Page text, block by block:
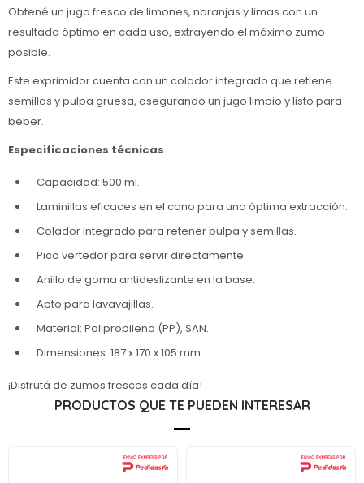
Obtené un jugo fresco de limones, naranjas y limas con un
resultado óptimo en cada uso, extrayendo el máximo zumo
posible.
Este exprimidor cuenta con un colador integrado que retiene
semillas y pulpa gruesa, asegurando un jugo limpio y listo para
beber.
Especificaciones técnicas
Capacidad: 500 ml.
Laminillas eficaces en el cono para una óptima extracción.
Colador integrado para retener pulpa y semillas.
Pico vertedor para servir directamente.
Anillo de goma antideslizante en la base.
Apto para lavavajillas.
Material: Polipropileno (PP), SAN.
Dimensiones: 187 x 170 x 105 mm.
¡Disfrutá de zumos frescos cada día!
PRODUCTOS QUE TE PUEDEN INTERESAR